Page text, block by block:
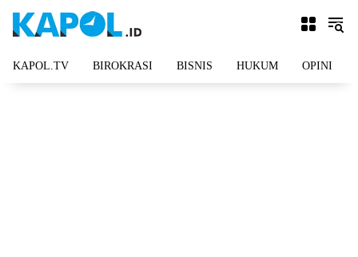
KAPOL.TV BIROKRASI BISNIS HUKUM OPINI